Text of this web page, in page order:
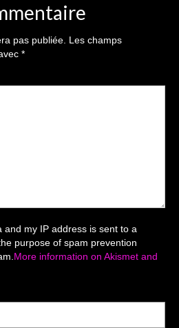
1 an / 2
morte
pas publiée. Les champs
*
and my IP address is sent to a
purpose of spam prevention
More information on Akismet and